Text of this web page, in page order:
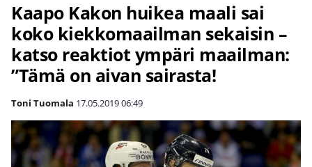
Kaapo Kakon huikea maali sai
koko kiekkomaailman sekaisin –
katso reaktiot ympäri maailman:
”Tämä on aivan sairasta!
Toni Tuomala 17.05.201906:49